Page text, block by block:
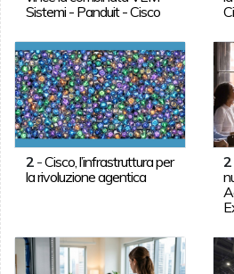
Sistemi - Panduit - Cisco
2-Cisco, l’infrastruttura per
la rivoluzione agentica
2